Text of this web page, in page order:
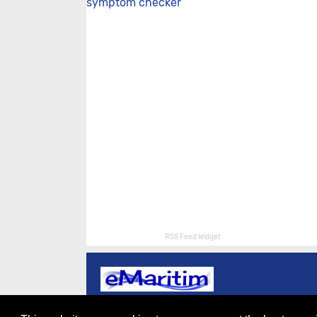
RSS Feed Widget